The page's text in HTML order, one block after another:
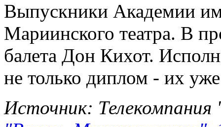
Выпускники Академии
Мариинского театра. В
балета Дон Кихот.
не только диплом - их
Источник: